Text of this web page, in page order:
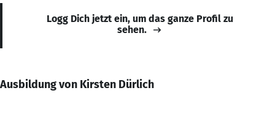
Logg Dich jetzt ein, um das ganze Profil zu
sehen.
Ausbildung von Kirsten Dürlich